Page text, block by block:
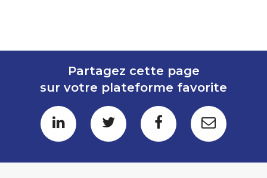
Partagez cette page
sur votre plateforme favorite